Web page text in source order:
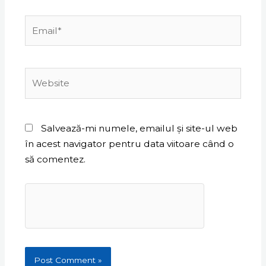
Salvează-mi numele, emailul și site-ul web
în acest navigator pentru data viitoare când o
să comentez.